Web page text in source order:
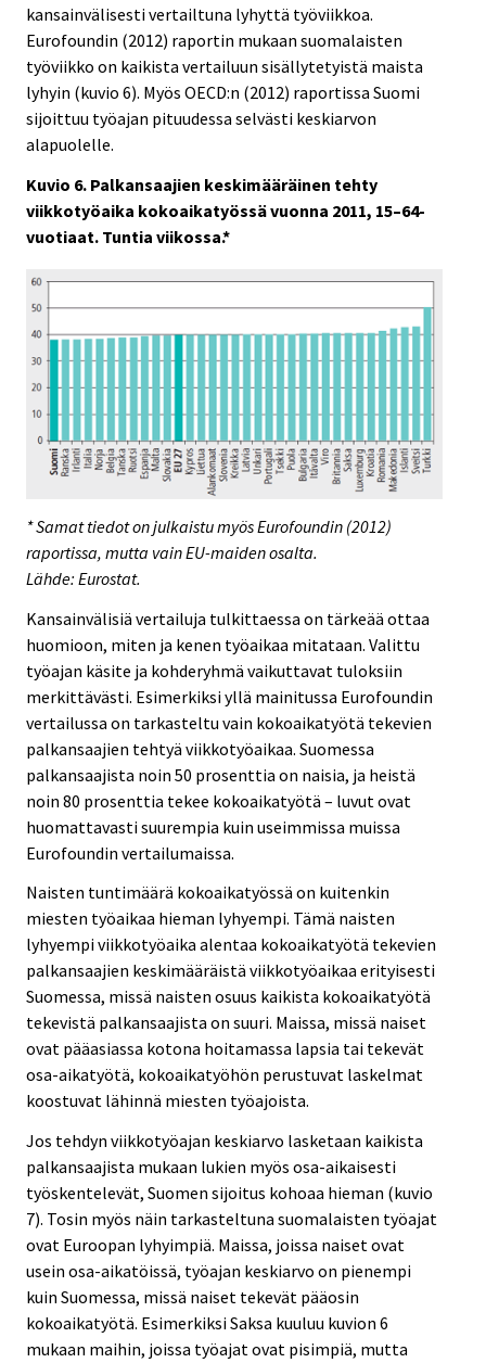
kansainvälisesti vertailtuna lyhyttä työviikkoa.
Eurofoundin (2012) raportin mukaan suomalaisten
työviikko on kaikista vertailuun sisällytetyistä maista
lyhyin (kuvio 6). Myös OECD:n (2012) raportissa Suomi
sijoittuu työajan pituudessa selvästi keskiarvon
alapuolelle.
Kuvio 6. Palkansaajien keskimääräinen tehty
viikkotyöaika kokoaikatyössä vuonna 2011, 15–64-
vuotiaat. Tuntia viikossa.*
* Samat tiedot on julkaistu myös Eurofoundin (2012)
raportissa, mutta vain EU-maiden osalta.
Lähde: Eurostat.
Kansainvälisiä vertailuja tulkittaessa on tärkeää ottaa
huomioon, miten ja kenen työaikaa mitataan. Valittu
työajan käsite ja kohderyhmä vaikuttavat tuloksiin
merkittävästi. Esimerkiksi yllä mainitussa Eurofoundin
vertailussa on tarkasteltu vain kokoaikatyötä tekevien
palkansaajien tehtyä viikkotyöaikaa. Suomessa
palkansaajista noin 50 prosenttia on naisia, ja heistä
noin 80 prosenttia tekee kokoaikatyötä – luvut ovat
huomattavasti suurempia kuin useimmissa muissa
Eurofoundin vertailumaissa.
Naisten tuntimäärä kokoaikatyössä on kuitenkin
miesten työaikaa hieman lyhyempi. Tämä naisten
lyhyempi viikkotyöaika alentaa kokoaikatyötä tekevien
palkansaajien keskimääräistä viikkotyöaikaa erityisesti
Suomessa, missä naisten osuus kaikista kokoaikatyötä
tekevistä palkansaajista on suuri. Maissa, missä naiset
ovat pääasiassa kotona hoitamassa lapsia tai tekevät
osa-aikatyötä, kokoaikatyöhön perustuvat laskelmat
koostuvat lähinnä miesten työajoista.
Jos tehdyn viikkotyöajan keskiarvo lasketaan kaikista
palkansaajista mukaan lukien myös osa-aikaisesti
työskentelevät, Suomen sijoitus kohoaa hieman (kuvio
7). Tosin myös näin tarkasteltuna suomalaisten työajat
ovat Euroopan lyhyimpiä. Maissa, joissa naiset ovat
usein osa-aikatöissä, työajan keskiarvo on pienempi
kuin Suomessa, missä naiset tekevät pääosin
kokoaikatyötä. Esimerkiksi Saksa kuuluu kuvion 6
mukaan maihin, joissa työajat ovat pisimpiä, mutta